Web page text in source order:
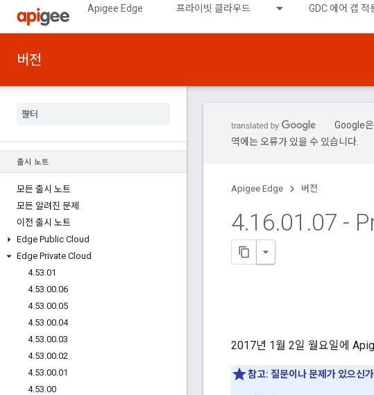
Apigee Edge 프라이빗 클라우드 GDC 에어 갭
버전
출시 노트
모든 출시 노트
모든 알려진 문제
이전 출시 노트
Edge Public Cloud
Edge Private Cloud
4.53.01
4.53.00.06
4.53.00.05
4.53.00.04
4.53.00.03
4.53.00.02
4.53.00.01
4.53.00
Google
역에는 오류가 있을 수 있습니다.
Apigee Edge 버전
4.16.01 .07 -
2017년 1월 2일 월요일에
참고: 질문이나 문제가 있으신